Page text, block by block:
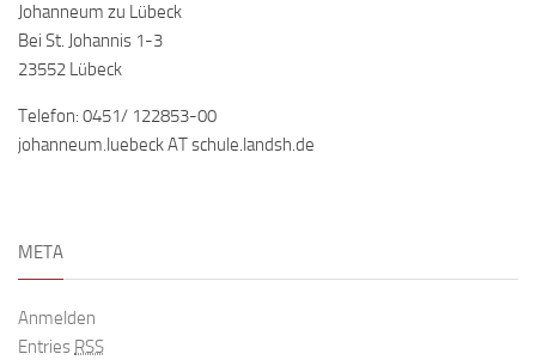
Johanneum zu Lübeck
Bei St. Johannis 1-3
23552 Lübeck
Telefon: 0451/ 122853-00
johanneum.luebeck AT schule.landsh.de
META
Anmelden
Entries RSS